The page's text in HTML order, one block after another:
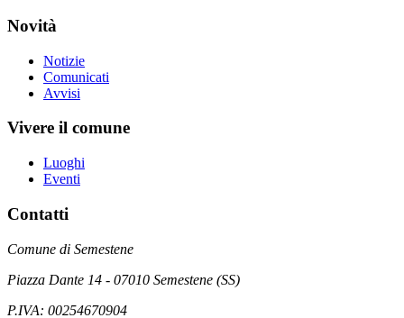
Novità
Notizie
Comunicati
Avvisi
Vivere il comune
Luoghi
Eventi
Contatti
Comune di Semestene
Piazza Dante 14 - 07010 Semestene (SS)
P.IVA: 00254670904